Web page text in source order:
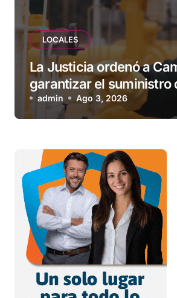
LOCALES
La Justicia ordenó a
garantizar el suministro
una familia de Tolhuin
admin Ago 3, 2026